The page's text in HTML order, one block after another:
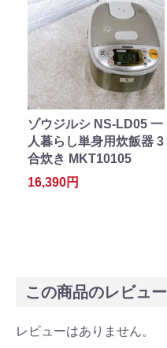
ゾウジルシ NS-LD05 一
人暮らし単身用炊飯器 3
合炊き MKT10105
16,390円
この商品のレビュー
レビューはありません。